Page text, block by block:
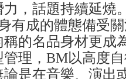
，話題持續延燒
有成的體態備受
稱的名品身材更成
理，BM以高度
是在音樂、演出